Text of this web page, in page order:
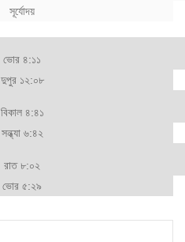
সূর্যোদয়
ভোর ৪:১১
দুপুর ১২:০৮
বিকাল ৪:৪১
সন্ধ্যা ৬:৪২
রাত ৮:০২
ভোর ৫:২৯